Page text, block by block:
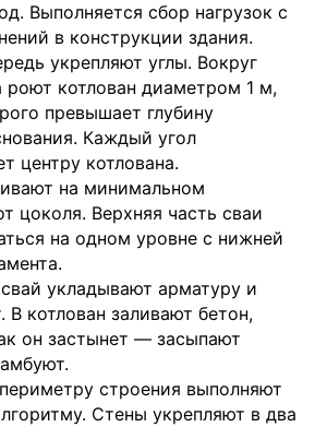
Выполняется сбор нагрузок с
в конструкции здания.
укрепляют углы. Вокруг
роют котлован диаметром 1 м,
превышает глубину
Каждый угол
центру котлована.
на минимальном
цоколя. Верхняя часть сваи
на одном уровне с нижней
укладывают арматуру и
В котлован заливают бетон,
он застынет — засыпают
строения выполняют
Стены укрепляют в два